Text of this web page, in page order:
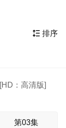
 排序
：高清版]
第03集